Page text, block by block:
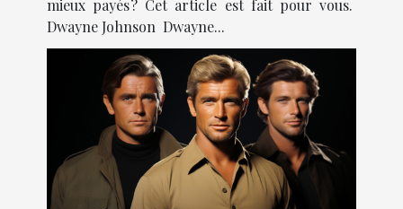
mieux payés ? Cet article est fait pour vous.
Dwayne Johnson Dwayne...